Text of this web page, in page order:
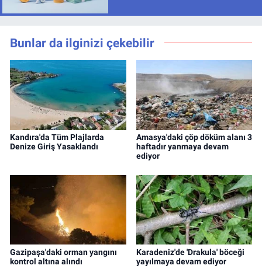
Bunlar da ilginizi çekebilir
Kandıra'da Tüm Plajlarda
Denize Giriş Yasaklandı
Amasya'daki çöp döküm alanı 3
haftadır yanmaya devam
ediyor
Gazipaşa'daki orman yangını
kontrol altına alındı
Karadeniz'de 'Drakula' böceği
yayılmaya devam ediyor